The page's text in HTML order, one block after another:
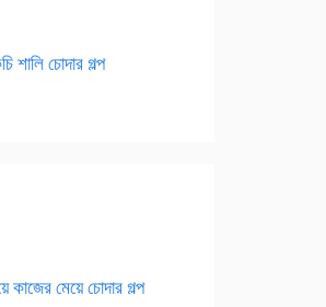
শালি চোদার গল্প
মেয়ে চোদার গল্প